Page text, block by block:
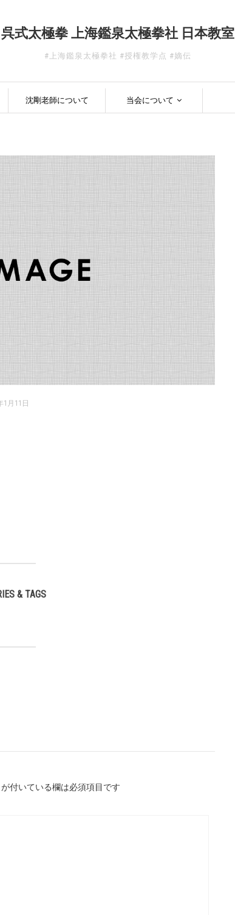
呉式太極拳 上海鑑泉太極拳社 日本教室
#上海鑑泉太極拳社 #授権教学点 #嫡伝
沈剛老師について 当会について
1月11日
& TAGS
が付いている欄は必須項目です